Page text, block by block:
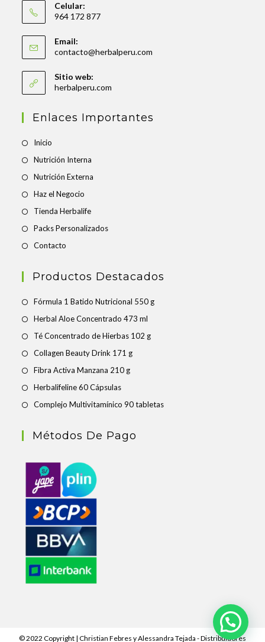
Celular:
964 172 877
Email:
contacto@herbalperu.com
Sitio web:
herbalperu.com
Enlaces Importantes
Inicio
Nutrición Interna
Nutrición Externa
Haz el Negocio
Tienda Herbalife
Packs Personalizados
Contacto
Productos Destacados
Fórmula 1 Batido Nutricional 550 g
Herbal Aloe Concentrado 473 ml
Té Concentrado de Hierbas 102 g
Collagen Beauty Drink 171 g
Fibra Activa Manzana 210 g
Herbalifeline 60 Cápsulas
Complejo Multivitamínico 90 tabletas
Métodos De Pago
© 2022 Copyright | Christian Febres y Alessandra Tejada - Distribuidores